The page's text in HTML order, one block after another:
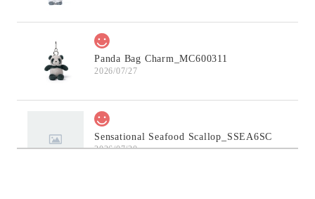
Panda Bag Charm_MC600311
2026/07/27
Sensational Seafood Scallop_SSEA6SC
2026/07/20